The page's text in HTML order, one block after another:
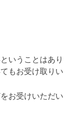
いうことはあり
もお受け取りい
お受けいただい